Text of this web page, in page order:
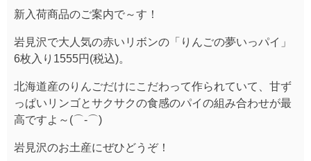
新入荷商品のご案内で～す！
岩見沢で大人気の赤いリボンの「りんごの夢いっパイ」
6枚入り1555円(税込)。
北海道産のりんごだけにこだわって作られていて、甘ず
っぱいリンゴとサクサクの食感のパイの組み合わせが最
高ですよ～(⌒‐⌒)
岩見沢のお土産にぜひどうぞ！